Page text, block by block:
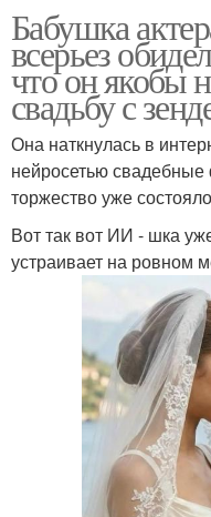
Бабушка
всерьез
что он якобы
свадьбу с
Она наткнулась в
нейросетью
торжество уже
Вот так вот ИИ - шка
устраивает на ровном